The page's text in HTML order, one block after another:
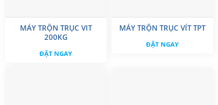
MÁY TRỘN TRỤC VIT
200KG
ĐẶT NGAY
MÁY TRỘN TRỤC VÍT TPT
ĐẶT NGAY